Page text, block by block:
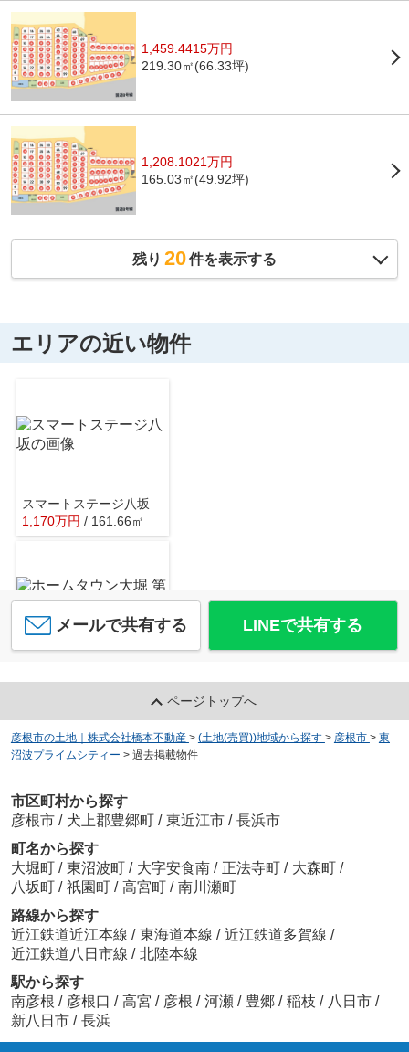
1,459.4415万円
219.30㎡(66.33坪)
1,208.1021万円
165.03㎡(49.92坪)
残り 20件を表示する
エリアの近い物件
スマートステージ八坂
1,170万円 / 161.66㎡
1,222.7691万円 / 177.29㎡
サンライズ旭森
1,158.0063万
ホームタウン大堀第Ⅳ期
989.9736万円 / 136.36㎡
メールで共有する LINEで共有する
ページトップへ
彦根市の土地｜株式会社橋本不動産 > (土地(売買))地域から探す > 彦根市 > 東
沼波プライムシティー > 過去掲載物件
市区町村から探す
彦根市 / 犬上郡豊郷町 / 東近江市 / 長浜市
町名から探す
大堀町 / 東沼波町 / 大字安食南 / 正法寺町 / 大森町 /
八坂町 / 祇園町 / 高宮町 / 南川瀬町
路線から探す
近江鉄道近江本線 / 東海道本線 / 近江鉄道多賀線 /
近江鉄道八日市線 / 北陸本線
駅から探す
南彦根 / 彦根口 / 高宮 / 彦根 / 河瀬 / 豊郷 / 稲枝 / 八日市 /
新八日市 / 長浜